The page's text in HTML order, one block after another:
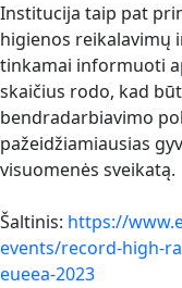
Institucija taip pat
higienos reikalavimų
tinkamai informuoti
skaičius rodo, kad
bendradarbiavimo
pažeidžiamiausias
visuomenės sveikatą.
Šaltinis: https://
events/record-high-
eueea-2023